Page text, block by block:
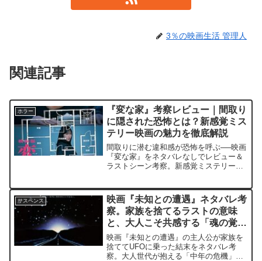
3％の映画生活 管理人
関連記事
ホラー
『変な家』考察レビュー｜間取り
に隠された恐怖とは？新感覚ミス
テリー映画の魅力を徹底解説
間取りに潜む違和感が恐怖を呼ぶ──映画
『変な家』をネタバレなしでレビュー＆
ラストシーン考察。新感覚ミステリーの
サスペンス
映画『未知との遭遇』ネタバレ考
察。家族を捨てるラストの意味
と、大人こそ共感する「魂の覚
醒」
映画『未知との遭遇』の主人公が家族を
捨ててUFOに乗った結末をネタバレ考
察。大人世代が抱える「中年の危機」や